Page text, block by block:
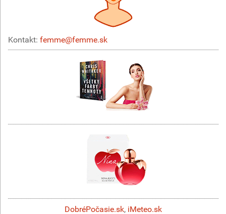
Kontakt: femme@femme.sk
DobréPočasie.sk, iMeteo.sk